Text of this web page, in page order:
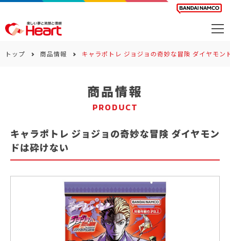
サステナビリティ
お問い合わせ
トップ 商品情報 キャラポトレ ジョジョの奇妙な冒険 ダイヤモン
商品情報
PRODUCT
キャラポトレ ジョジョの奇妙な冒険 ダイヤモン
ドは砕けない